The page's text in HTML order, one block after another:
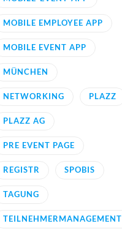
MOBILE EMPLOYEE APP
MOBILE EVENT APP
MÜNCHEN
NETWORKING PLAZZ
PLAZZ AG
PRE EVENT PAGE
REGISTR SPOBIS
TAGUNG
TEILNEHMERMANAGEMENT